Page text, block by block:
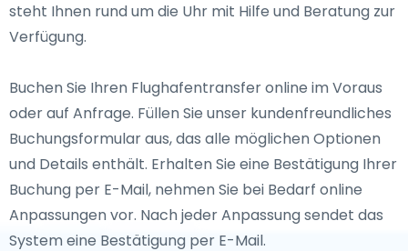
steht Ihnen rund um die Uhr mit Hilfe und Beratung zur
Verfügung.
Buchen Sie Ihren Flughafentransfer online im Voraus
oder auf Anfrage. Füllen Sie unser kundenfreundliches
Buchungsformular aus, das alle möglichen Optionen
und Details enthält. Erhalten Sie eine Bestätigung Ihrer
Buchung per E-Mail, nehmen Sie bei Bedarf online
Anpassungen vor. Nach jeder Anpassung sendet das
System eine Bestätigung per E-Mail.